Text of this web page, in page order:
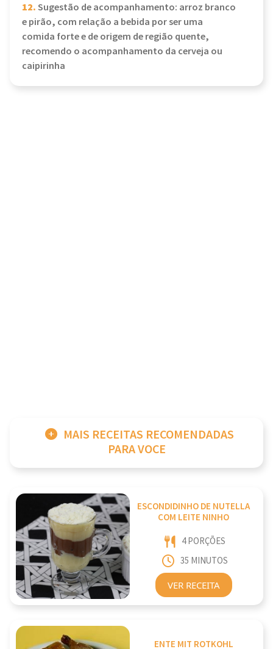
12.Sugestão de acompanhamento: arroz branco
e pirão, com relação a bebida por ser uma
comida forte e de origem de região quente,
recomendo o acompanhamento da cerveja ou
caipirinha
MAIS RECEITAS RECOMENDADAS
PARA VOCE
ESCONDIDINHO DE NUTELLA
COM LEITE NINHO
4 PORÇÕES
35 MINUTOS
VER RECEITA
ENTE MIT ROTKOHL